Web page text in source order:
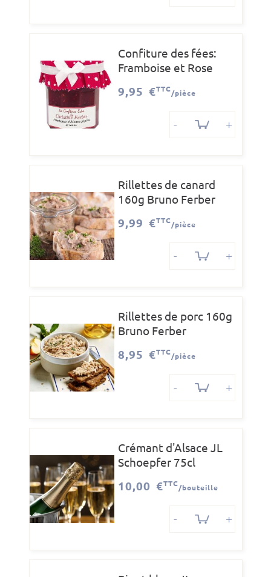
Confiture des fées:
Framboise et Rose
9,95 €TTC
/pièce
- +
Rillettes de canard
160g Bruno Ferber
9,99 €TTC
/pièce
- +
Rillettes de porc 160g
Bruno Ferber
8,95 €TTC
/pièce
- +
Crémant d'Alsace JL
Schoepfer 75cl
10,00 €TTC
/bouteille
- +